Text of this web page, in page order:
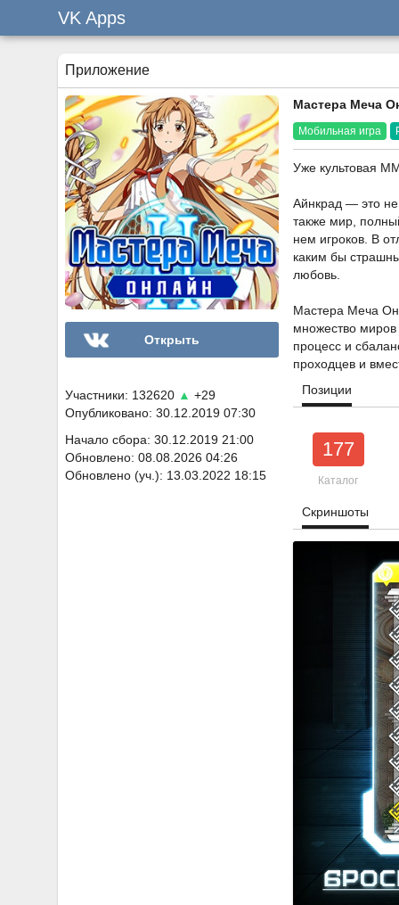
VK Apps
Приложение
Открыть
Участники: 132620 ▲ +29
Опубликовано: 30.12.2019 07:30
Начало сбора: 30.12.2019 21:00
Обновлено: 08.08.2026 04:26
Обновлено (уч.): 13.03.2022 18:15
Мастера Меча
Мобильная игра
Уже культовая
Айнкрад — это
также мир,
нем игроков. В
каким бы
любовь.
Мастера Меча
множество
процесс и
проходцев и
Позиции
177
Каталог
Скриншоты